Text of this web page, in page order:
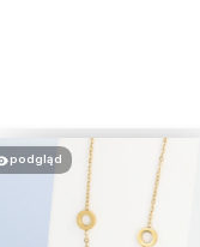
podgląd